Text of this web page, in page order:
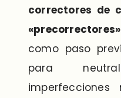
correctores de
«precorrectores»
como paso
para